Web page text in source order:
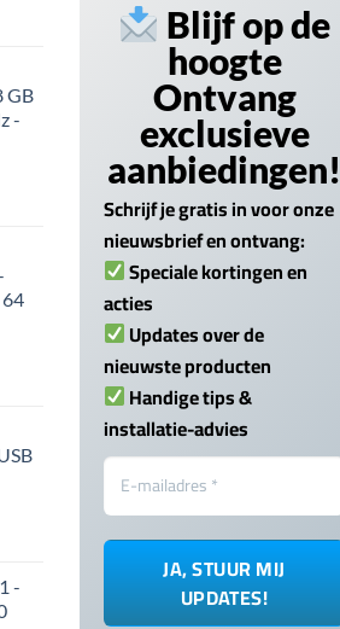
GB
-
-
Blijf op de
hoogte
Ontvang
exclusieve
aanbiedingen!
Schrijf je gratis in voor onze
nieuwsbrief en ontvang:
Speciale kortingen en
acties
Updates over de
nieuwste producten
Handige tips &
installatie-advies